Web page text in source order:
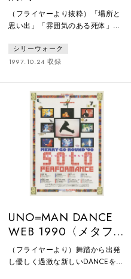
（フライヤーより抜粋）「場所と
思い出」「雰囲気のある死体」と
あまりのくだらなさに何度も吹き
出し、電車の中や図書館で恥ずか
にとって、別役実という人は”ナン
センス・コメディの巨匠”でした。
─ケラリーノ・サンドロヴィッチ
シリーウォーク
1997.10.24 収録
UNO=MAN DANCE
WEB 1990〈メタフ
ァクトリー ワークス
Vol.3〉「カッテとキ
（フライヤーより）舞踏から出発
し優しく過激な新しいDANCEを求